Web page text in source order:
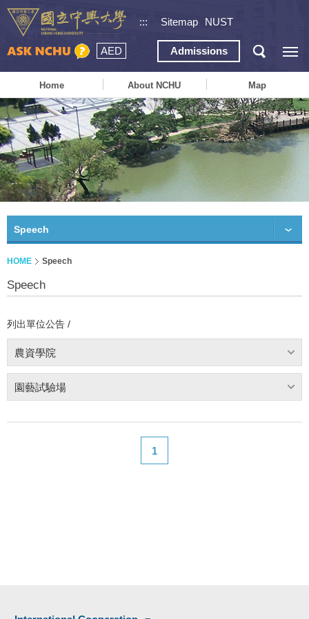
::: Sitemap NUST
AED Admissions
Home About NCHU Map
Speech
HOME Speech
Speech
列出單位公告 /
農資學院
園藝試驗場
1